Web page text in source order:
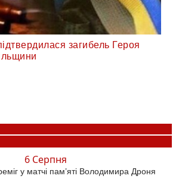
загибель Героя
6 Серпня
у матчі пам’яті Володимира Дроня